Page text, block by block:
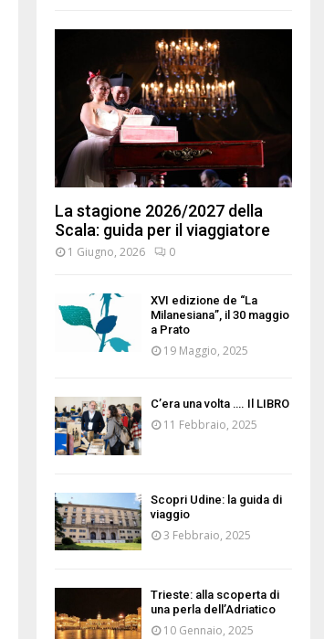
La stagione 2026/2027 della
Scala: guida per il viaggiatore
1 Giugno, 2026 0
XVI edizione de “La
Milanesiana”, il 30 maggio
a Prato
19 Maggio, 2025
C’era una volta …. Il LIBRO
11 Febbraio, 2025
Scopri Udine: la guida di
viaggio
3 Febbraio, 2025
Trieste: alla scoperta di
una perla dell’Adriatico
10 Gennaio, 2025